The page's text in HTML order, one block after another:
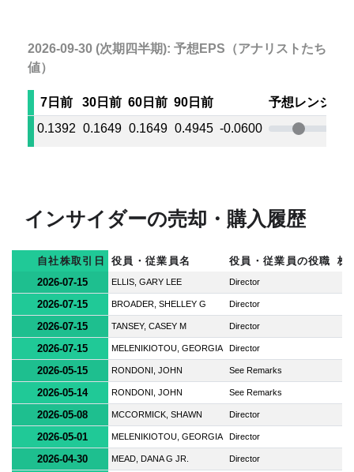
2026-09-30 (次期四半期): 予想EPS（アナリストたちの平
値）
7日前 30日前 60日前 90日前
予想レンジ
0.1392 0.1649 0.1649 0.4945 -0.0600
インサイダーの売却・購入履歴
自社株取引日 役員・従業員名 役員・従業員の役職
株
2026-07-15
ELLIS, GARY LEE Director
2026-07-15 BROADER, SHELLEY G Director
2026-07-15 TANSEY, CASEY M Director
2026-07-15 MELENIKIOTOU, GEORGIA Director
2026-05-15 RONDONI, JOHN See Remarks
2026-05-14 RONDONI, JOHN See Remarks
2026-05-08 MCCORMICK, SHAWN Director
2026-05-01 MELENIKIOTOU, GEORGIA Director
2026-04-30 MEAD, DANA G JR. Director